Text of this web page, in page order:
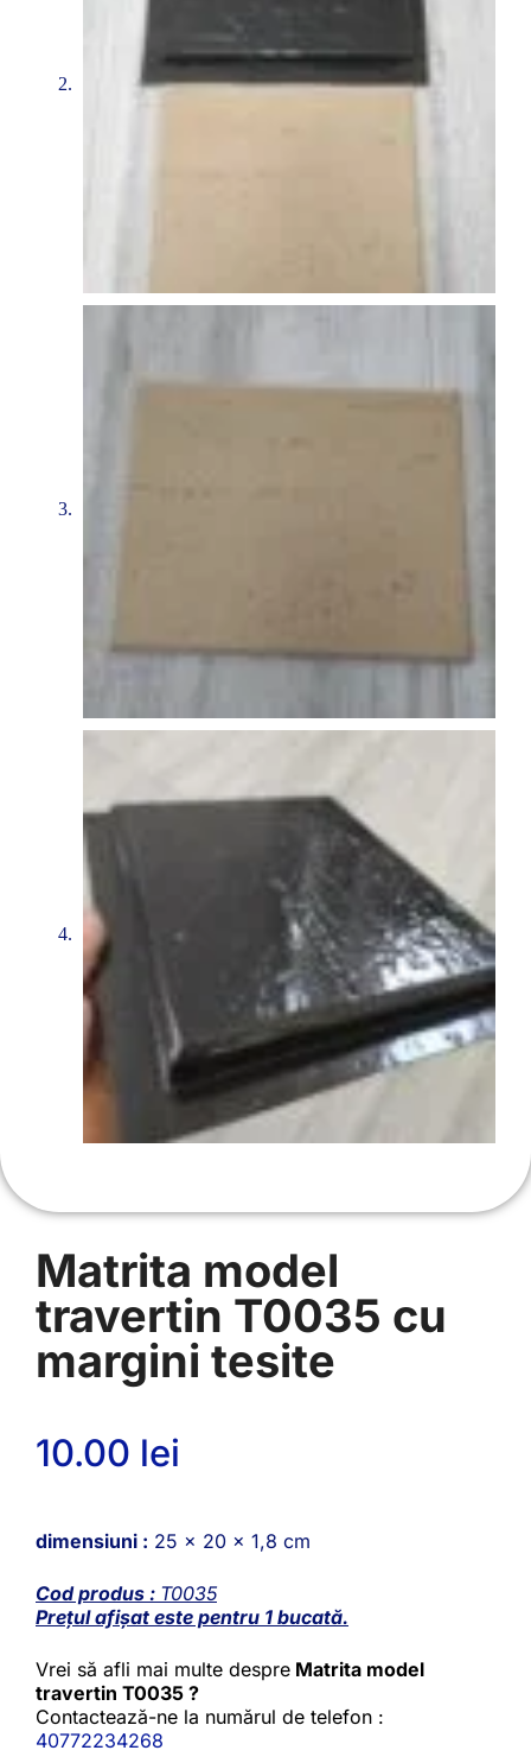
Matrita model
travertin T0035 cu
margini tesite
10.00 lei
dimensiuni : 25 x 20 x 1,8 cm
Cod produs : T0035
Prețul afișat este pentru 1 bucată.
Vrei să afli mai multe despre Matrita model
travertin T0035 ?
Contactează-ne la numărul de telefon :
40772234268